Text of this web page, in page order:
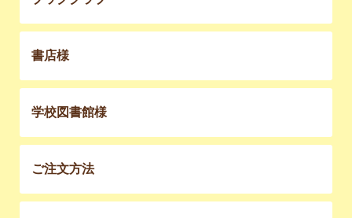
書店様
学校図書館様
ご注文方法